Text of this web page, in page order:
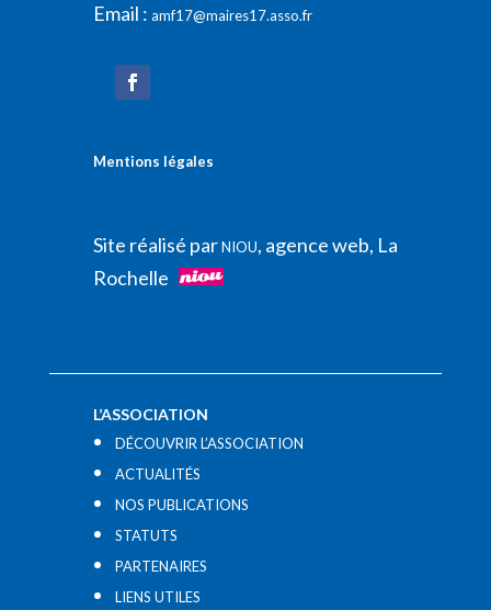
Email : amf17@maires17.asso.fr
Mentions légales
Site réalisé parNIOU, agence web, La
Rochelle
L’ASSOCIATION
DÉCOUVRIR L’ASSOCIATION
ACTUALITÉS
NOS PUBLICATIONS
STATUTS
PARTENAIRES
LIENS UTILES​